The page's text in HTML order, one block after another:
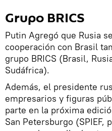
Grupo BRICS
Putin Agregó que Rusia
cooperación con Brasil
grupo BRICS (Brasil,
Sudáfrica).
Además, el presidente
empresarios y figuras
parte en la próxima
San Petersburgo (SPIEF,